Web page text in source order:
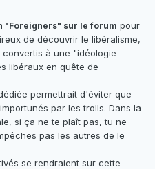
"Foreigners" sur le forum pour
de découvrir le libéralisme,
à une "idéologie
libéraux en quête de
permettrait d'éviter que
par les trolls. Dans la
si ça ne te plaît pas, tu ne
pas les autres de le
se rendraient sur cette